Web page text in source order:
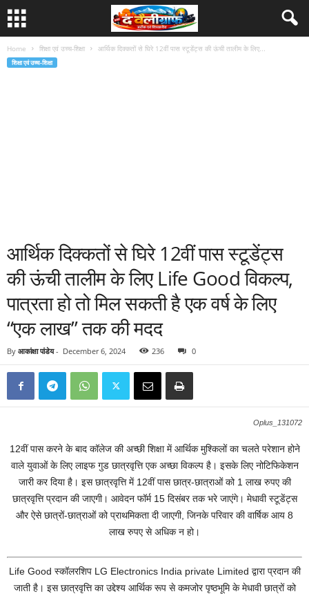
Home शिक्षा एवं उच्च-शिक्षा आर्थिक दिक्कतों से घिरे 12वीं पास स्टूडेंट्स की ऊंची तालीम के लिए...
शिक्षा एवं उच्च-शिक्षा
आर्थिक दिक्कतों से घिरे 12वीं पास स्टूडेंट्स
की ऊंची तालीम के लिए Life Good विकल्प,
पात्रता हो तो मिल सकती है एक वर्ष के लिए
“एक लाख” तक की मदद
By आकांक्षा पांडेय- December 6, 2024 236 0
Oplus_131072
12वीं पास करने के बाद कॉलेज की अच्छी शिक्षा में आर्थिक मुश्किलों का चलते परेशान होने
वाले युवाओं के लिए लाइफ गुड छात्रवृत्ति एक अच्छा विकल्प है। इसके लिए नोटिफिकेशन
जारी कर दिया है। इस छात्रवृत्ति में 12वीं पास छात्र-छात्राओं को 1 लाख रुपए की
छात्रवृत्ति प्रदान की जाएगी। आवेदन फॉर्म 15 दिसंबर तक भरे जाएंगे। मेधावी स्टूडेंट्स
और ऐसे छात्रों-छात्राओं को प्राथमिकता दी जाएगी, जिनके परिवार की वार्षिक आय 8
लाख रुपए से अधिक न हो।
Life Good स्कॉलरशिप LG Electronics India private Limited द्वारा प्रदान की
जाती है। इस छात्रवृत्ति का उद्देश्य आर्थिक रूप से कमजोर पृष्ठभूमि के मेधावी छात्रों को